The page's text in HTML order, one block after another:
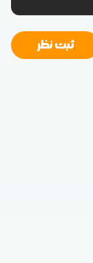
ثبت نظر